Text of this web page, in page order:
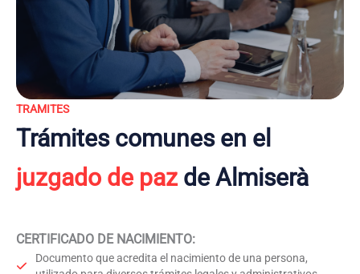
TRAMITES
Trámites comunes en el
juzgado de pazde Almiserà
CERTIFICADO DE NACIMIENTO:
Documento que acredita el nacimiento de una persona,